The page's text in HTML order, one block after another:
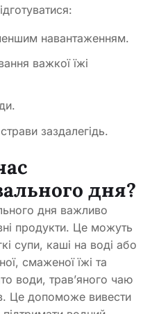
навантаженням.
важкої їжі
заздалегідь.
дня?
дня важливо
продукти. Це можуть
супи, каші на воді або
смаженої їжі та
води, трав’яного чаю
Це допоможе вивести